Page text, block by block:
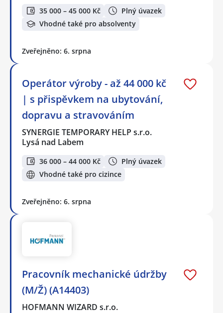
35 000 – 45 000 Kč
Plný úvazek
Vhodné také pro absolventy
Zveřejněno: 6. srpna
Operátor výroby - až 44 000 kč
| s přispěvkem na ubytování,
dopravu a stravováním
SYNERGIE TEMPORARY HELP s.r.o.
Lysá nad Labem
36 000 – 44 000 Kč
Plný úvazek
Vhodné také pro cizince
Zveřejněno: 6. srpna
Pracovník mechanické údržby
(M/Ž) (A14403)
HOFMANN WIZARD s.r.o.